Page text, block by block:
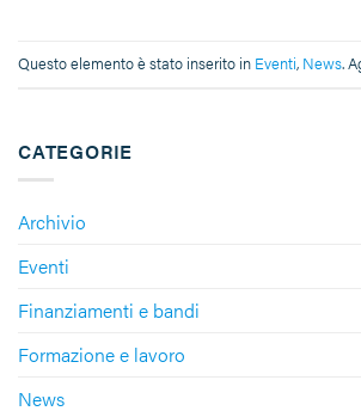
CATEGORIE
Archivio
Eventi
Finanziamenti e bandi
Formazione e lavoro
News
Questo elemento è stato inserito in Eventi, News.